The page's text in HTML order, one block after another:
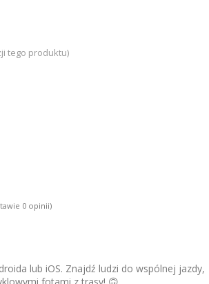
tego produktu)
0 opinii)
lub iOS. Znajdź ludzi do wspólnej jazdy,